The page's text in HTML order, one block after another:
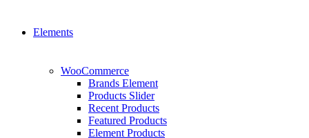
Elements
WooCommerce
Brands Element
Products Slider
Recent Products
Featured Products
Element Products